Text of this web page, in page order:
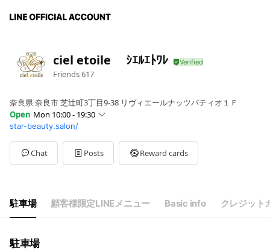
ciel etoile ｼｴﾙｴﾄﾜﾚ
Friends617
奈良県 奈良市 芝辻町3丁目9-38 リヴィエールナッツパティオ１Ｆ
Open Mon 10:00 - 19:30
Sun10:00 - 19:30
Mon10:00 - 19:30
Tue10:00 - 19:30
Wed10:00 - 19:30
Sat 10:00 - 19:30
不定休。
star-beauty.salon/
Chat Posts Reward cards
駐車場 顧客様限定LINEメニュー Basic info クレジット
駐車場